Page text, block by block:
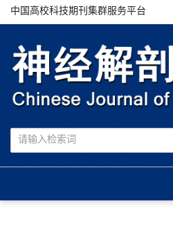
中国高校科技期刊集群服务平台